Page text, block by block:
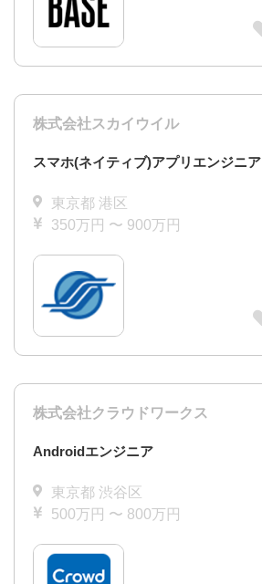
株式会社スカイウイル
スマホ(ネイティブ)アプリエンジニア
東京都 港区
350万円 〜 900万円
株式会社クラウドワークス
Androidエンジニア
東京都 渋谷区
500万円 〜 800万円